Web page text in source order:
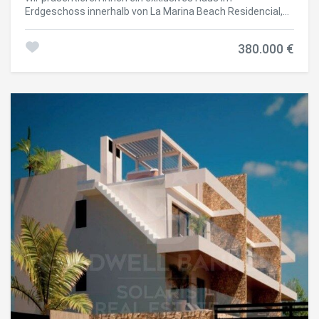
auch für Unterhaltung konzipiert ist. Die Badezimmer sind
modern gestaltet und verfügen über hochwertige
Materialien, großformatige Duschen, Designer-Toiletten
und hängende Möbel, was für Raffinesse und
Immobilie liegt in ihrer Kombination aus Wohn- und
unabhängigen Villa mit den Vorteilen und der Sicherheit
Beach Residential verfügt über vollständige
Gemeinschaftsbereiche, die auf das Wohlbefinden
ausgerichtet sind: Gemeinschaftspool mit
unterschiedlichen Bereichen Voll ausgestattetes Indoor-
Fitnessstudio Wellnessbereich mit Jacuzzi und
Entspannungsbereichen Bereiche für Yoga und Meditation
Gartenbereiche und Kinderbereich Das Grundstück
umfasst außerdem einen Garagenbereich und einen
Lagerraum sowie Fahrräderplätze und ein
Sicherheitssystem mit Videoüberwachung im gesamten
Komplex. Dank seiner hervorragenden Wärme- und
Akustikdämmung bietet dieses Haus eine hohe
Energieeffizienz und maximalen Komfort. Mit einer
Gesamtfläche von 474,85 m² stellt diese Immobilie eine
Erdgeschoss innerhalb von La Marina Beach Residencial,
Annehmlichkeiten genießen soll. Diese elegante 2-Zimmer-
einer Innenfläche von 88,75 m² öffnet sich das Anwesen
zu einer beeindruckenden privaten Terrasse von 118,35 m²
verschiedene Atmosphären zu schaffen: Chill-out-Bereich,
Außen-Essbereich oder privater Garten - ideal, um das
Klima der Costa Blanca das ganze Jahr über zu genießen.
Der Innenraum wurde sorgfältig mit modernem und
funktionalem Ansatz gestaltet, mit hochwertigen
Materialien und fortschrittlichen technischen Lösungen,
die Komfort und Effizienz garantieren. Die großformatigen
Porzellanböden, die Außentischlerei mit Doppelverglasung
und Thermotrennung sowie das Kanalisierte Klimasystem
und die aerothermische Energie sorgen für ein hohes
Wohlbefinden in jeder Jahreszeit. Die Küche mit sauberen
und zeitgemäßen Linien ist vollständig ausgestattet mit
integrierten Geräten und hochwertigen Oberflächen, die
sich natürlich in das Wohnzimmer und Esszimmer
380.000 €